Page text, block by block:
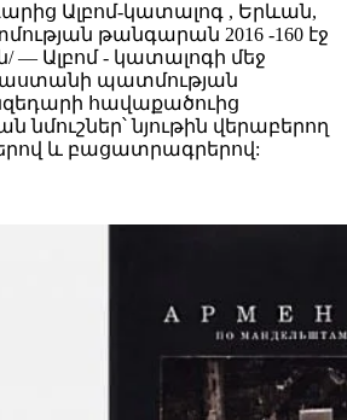
Ալբոմ-կատալոգ , Երևան,
թանգարան 2016 -160 էջ
— Ալբոմ - կատալոգի մեջ
պատմության
հավաքածուից
նյութին վերաբերող
և բացատրագրերով: